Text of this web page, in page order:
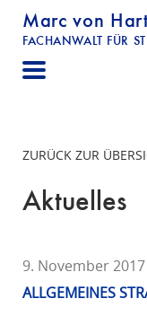
Marc von
FACHANWALT FÜR
STRAFRECHT
ZURÜCK ZUR
Aktuelles
9. November 2017
ALLGEMEINES